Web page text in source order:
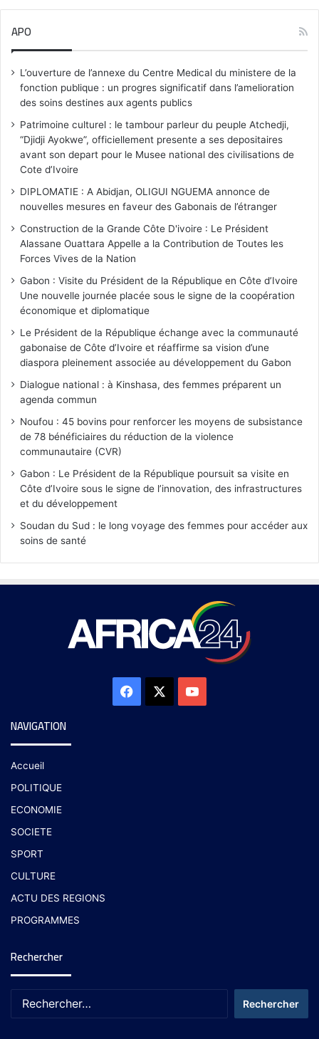
APO
L’ouverture de l’annexe du Centre Medical du ministere de la
fonction publique : un progres significatif dans l’amelioration
des soins destines aux agents publics
Patrimoine culturel : le tambour parleur du peuple Atchedji,
“Djidji Ayokwe”, officiellement presente a ses depositaires
avant son depart pour le Musee national des civilisations de
Cote d’Ivoire
DIPLOMATIE : A Abidjan, OLIGUI NGUEMA annonce de
nouvelles mesures en faveur des Gabonais de l’étranger
Construction de la Grande Côte D'ivoire : Le Président
Alassane Ouattara Appelle a la Contribution de Toutes les
Forces Vives de la Nation
Gabon : Visite du Président de la République en Côte d’Ivoire
Une nouvelle journée placée sous le signe de la coopération
économique et diplomatique
Le Président de la République échange avec la communauté
gabonaise de Côte d’Ivoire et réaffirme sa vision d’une
diaspora pleinement associée au développement du Gabon
Dialogue national : à Kinshasa, des femmes préparent un
agenda commun
Noufou : 45 bovins pour renforcer les moyens de subsistance
de 78 bénéficiaires du réduction de la violence
communautaire (CVR)
Gabon : Le Président de la République poursuit sa visite en
Côte d’Ivoire sous le signe de l’innovation, des infrastructures
et du développement
Soudan du Sud : le long voyage des femmes pour accéder aux
soins de santé
NAVIGATION
Accueil
POLITIQUE
ECONOMIE
SOCIETE
SPORT
CULTURE
ACTU DES REGIONS
PROGRAMMES
Rechercher